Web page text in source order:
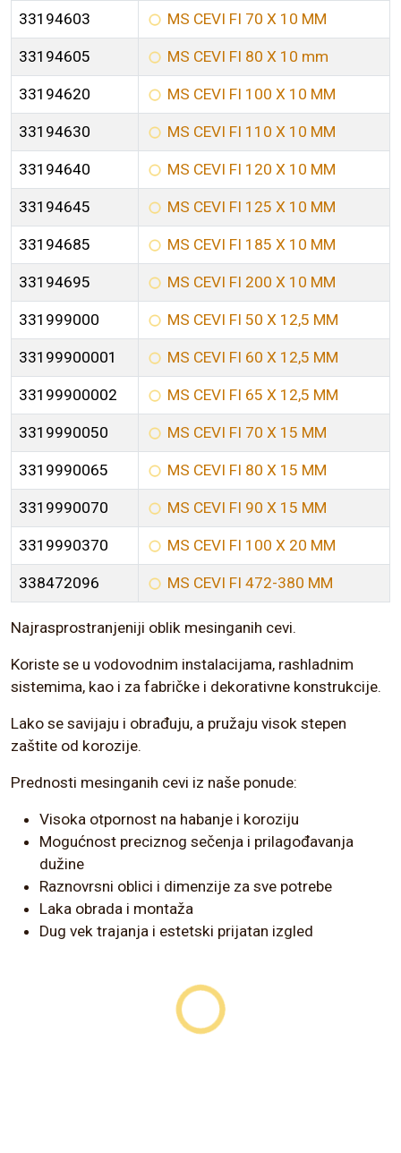
33194603 MS CEVI FI 70 X 10 MM
33194605 MS CEVI FI 80 X 10 mm
33194620 MS CEVI FI 100 X 10 MM
33194630 MS CEVI FI 110 X 10 MM
33194640 MS CEVI FI 120 X 10 MM
33194645 MS CEVI FI 125 X 10 MM
33194685 MS CEVI FI 185 X 10 MM
33194695 MS CEVI FI 200 X 10 MM
331999000 MS CEVI FI 50 X 12,5 MM
33199900001 MS CEVI FI 60 X 12,5 MM
33199900002 MS CEVI FI 65 X 12,5 MM
3319990050 MS CEVI FI 70 X 15 MM
3319990065 MS CEVI FI 80 X 15 MM
3319990070 MS CEVI FI 90 X 15 MM
3319990370 MS CEVI FI 100 X 20 MM
338472096 MS CEVI FI 472-380 MM
Najrasprostranjeniji oblik mesinganih cevi.
Koriste se u vodovodnim instalacijama, rashladnim
sistemima, kao i za fabričke i dekorativne konstrukcije.
Lako se savijaju i obrađuju, a pružaju visok stepen
zaštite od korozije.
Prednosti mesinganih cevi iz naše ponude:
Visoka otpornost na habanje i koroziju
Mogućnost preciznog sečenja i prilagođavanja
dužine
Raznovrsni oblici i dimenzije za sve potrebe
Laka obrada i montaža
Dug vek trajanja i estetski prijatan izgled